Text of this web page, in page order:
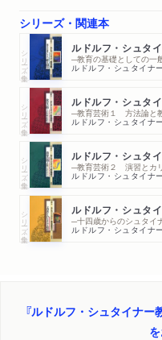
シリーズ・関連本
シリーズ・全集 ルドルフ・シュタ
─教育の基礎としての一
ルドルフ・シュタイナー
シリーズ・全集 ─教育芸術１ 方法論と
ルドルフ・シュタイナー
シリーズ・全集 ─教育芸術２ 演習とカ
ルドルフ・シュタイナー
シリーズ・全集 ルドルフ・シュタ
─十四歳からのシュタイ
ルドルフ・シュタイナー
『ルドルフ・シュタイナ